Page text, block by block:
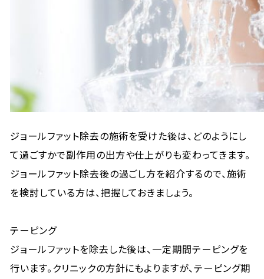
ジョールファット除去の施術を受けた後は、どのようにし
て過ごすかで副作用の出方や仕上がりも変わってきます。
ジョールファット除去後の過ごし方を紹介するので、施術
を検討している方は、把握しておきましょう。
テーピング
ジョールファットを除去した後は、一定期間テーピングを
行います。クリニックの方針にもよりますが、テーピング期